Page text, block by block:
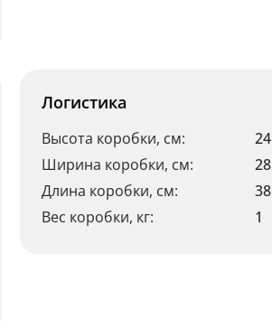
Логистика
Высота коробки, см:
24
Ширина коробки, см:
28
Длина коробки, см:
38
Вес коробки, кг:
1